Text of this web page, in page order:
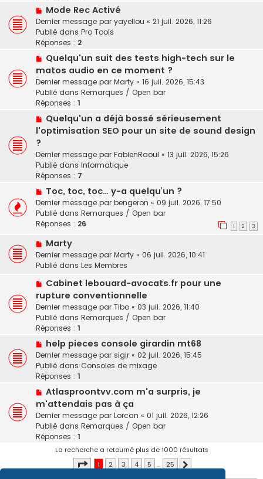
s
a
g
e
a
u
m
e
s
a
g
e
N
o
u
v
a
u
m
e
s
a
g
Mode Rec Activé
Dernier message par yayellou « 21 juil. 2026, 11:26
Publié dans Pro Tools
Réponses : 2
N
o
v
e
a
u
m
s
s
a
g
Quelqu'un suit des tests high-tech sur le
matos audio en ce moment ?
Dernier message par Marty « 16 juil. 2026, 15:43
Publié dans Remarques / Open bar
Réponses : 1
N
o
u
e
a
u
m
e
s
s
g
e
Quelqu'un a déjà bossé sérieusement
l'optimisation SEO pour un site de sound design
?
Dernier message par FabienRaoul « 13 juil. 2026, 15:26
Publié dans Informatique
Réponses : 7
N
o
u
v
a
u
m
s
s
a
g
e
Toc, toc, toc… y-a quelqu’un ?
Dernier message par bengeron « 09 juil. 2026, 17:50
Publié dans Remarques / Open bar
Réponses : 26 1 2 3
N
o
u
e
a
u
m
e
s
a
g
e
Marty
Dernier message par Marty « 06 juil. 2026, 10:41
Publié dans Les Membres
N
o
u
v
e
a
u
m
e
s
a
g
e
Cabinet lebouard-avocats.fr pour une
rupture conventionnelle
Dernier message par Tibo « 03 juil. 2026, 11:40
Publié dans Remarques / Open bar
Réponses : 1
N
o
u
v
a
u
m
e
s
g
help pieces console girardin mt68
Dernier message par sigir « 02 juil. 2026, 15:45
Publié dans Consoles de mixage
Réponses : 1
N
o
v
e
a
Atlasproontvv.com m'a surpris, je
m'attendais pas à ça
Dernier message par Lorcan « 01 juil. 2026, 12:26
Publié dans Remarques / Open bar
Réponses : 1
La recherche a retourné plus de 1000 résultats
Page
1sur25
1 2 3 4 5 … 25